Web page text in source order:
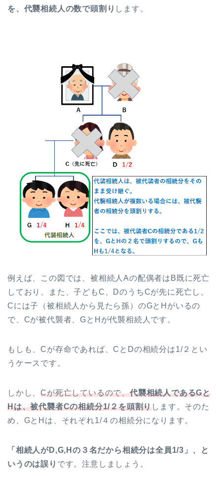
を、代襲相続人の数で頭割り します。
例えば、この図では、被相続人Aの配偶者はB既に死亡
しており、また、子どもC、DのうちCが先に死亡し、
Cには子（被相続人から見たら孫）のGとHがいるの
で、Cが被代襲者、GとHが代襲相続人です。
もしも、Cが存命であれば、CとDの相続分は1/２とい
うケースです。
しかし、Cが死亡しているので、代襲相続人であるGと
Hは、被代襲者Cの相続分1/２を頭割りします。そのた
め、GとHは、それぞれ1/４の相続分になります。
「相続人がD,G,Hの３名だから相続分は全員1/3」、と
いうのは誤り です。注意しましょう。